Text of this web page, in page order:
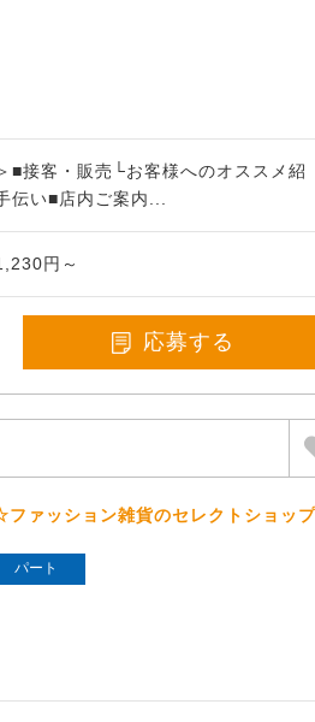
■接客・販売└お客様へのオススメ紹
伝い■店内ご案内...
円～
応募する
ファッション雑貨のセレクトショップ
パート